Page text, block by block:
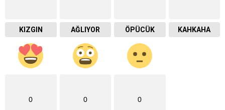
KIZGIN AĞLIYOR ÖPÜCÜK KAHKAHA
0 0 0